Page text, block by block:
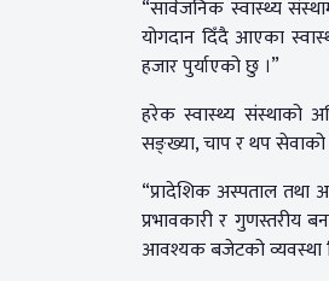
“सार्वजनिक स्वास्थ्य
योगदान दिँदै आएका
हजार पुर्याएको छु ।”
हरेक स्वास्थ्य संस्थाको
सङ्ख्या, चाप र थप सेवाको
“प्रादेशिक अस्पताल तथा
प्रभावकारी र गुणस्तरीय
आवश्यक बजेटको व्यवस्था